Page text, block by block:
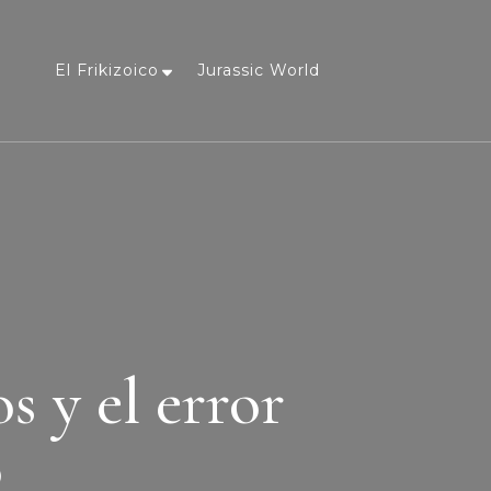
El Frikizoico Jurassic World
y el error